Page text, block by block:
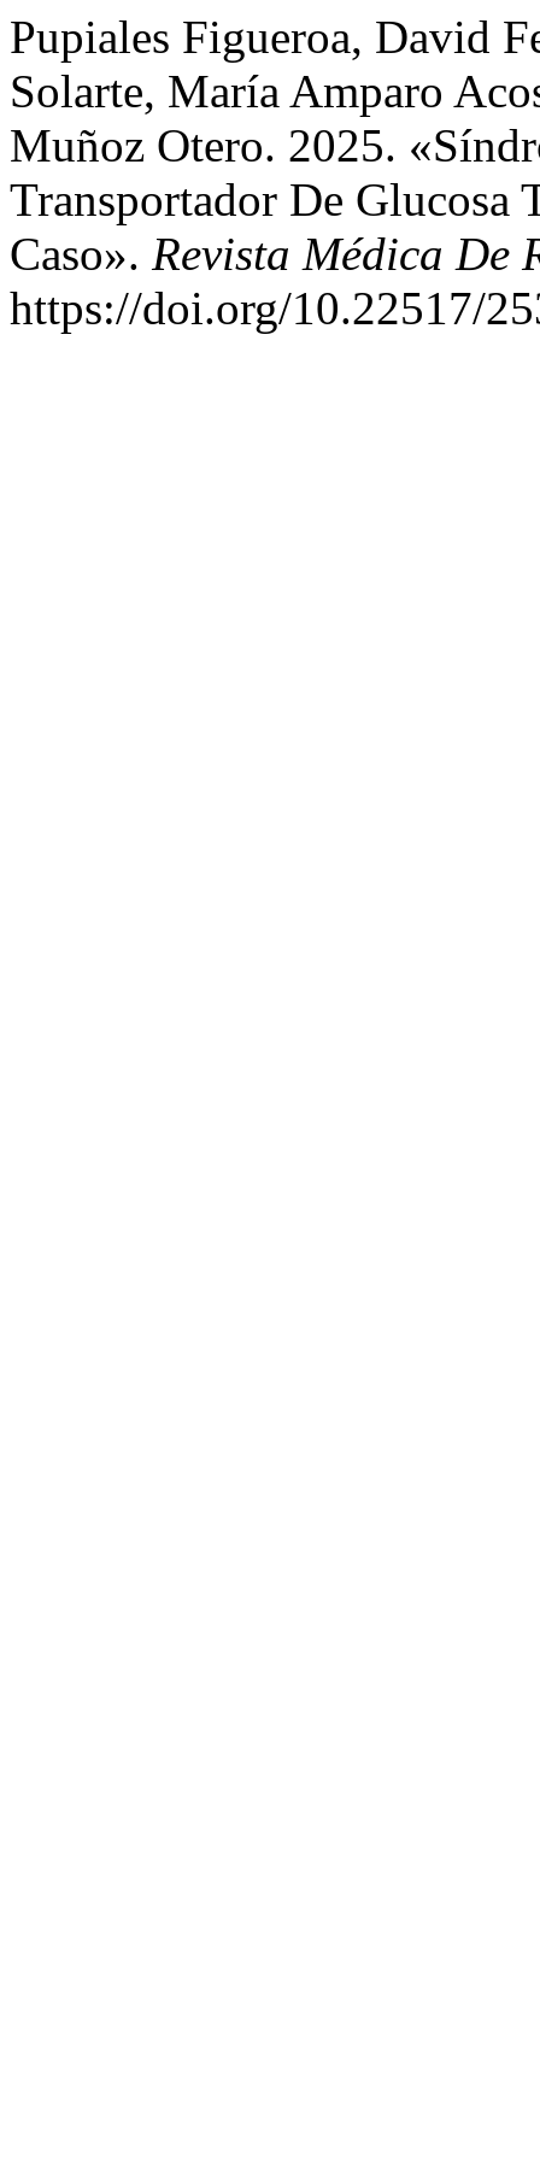
Pupiales Figueroa, David
Solarte, María Amparo
Muñoz Otero. 2025.
Transportador De
Caso». Revista Médica De
https://doi.org/10.22517/